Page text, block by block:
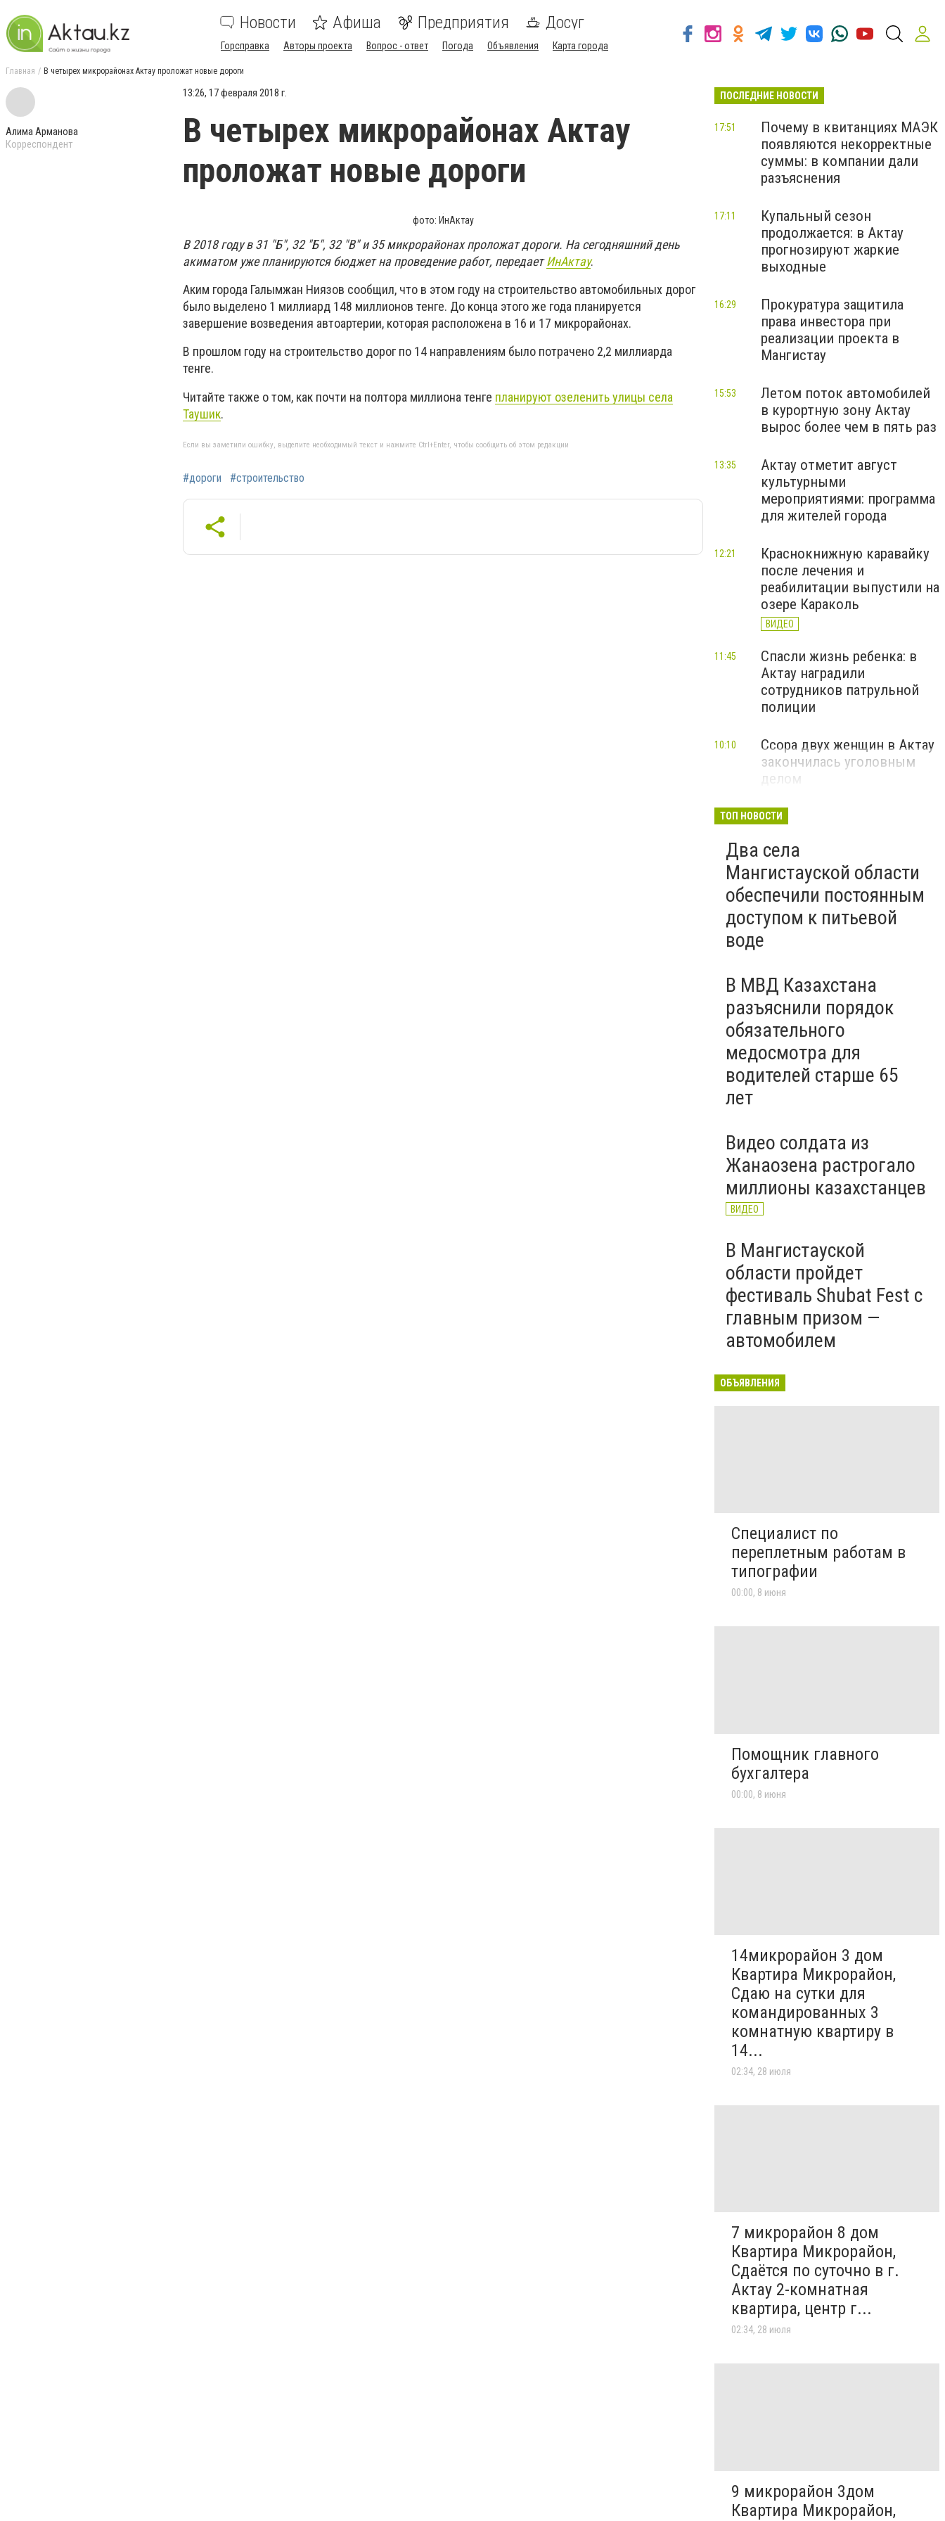
Новости Афиша Предприятия Досуг
Горсправка Авторы проекта Вопрос - ответ Погода Объявления Карта города
Главная В четырех микрорайонах Актау проложат новые дороги
Алима Арманова
Корреспондент
13:26, 17 февраля 2018 г.
В четырех микрорайонах Актау
проложат новые дороги
фото: ИнАктау
В 2018 году в 31 "Б", 32 "Б", 32 "В" и 35 микрорайонах проложат дороги. На сегодняшний день
акиматом уже планируются бюджет на проведение работ, передаетИнАктау.
Аким города Галымжан Ниязов сообщил, что в этом году на строительство автомобильных дорог
было выделено 1 миллиард 148 миллионов тенге. До конца этого же года планируется
завершение возведения автоартерии, которая расположена в 16 и 17 микрорайонах.
В прошлом году на строительство дорог по 14 направлениям было потрачено 2,2 миллиарда
тенге.
Читайте также о том, как почти на полтора миллиона тенге планируют озеленить улицы села
Таушик.
Если вы заметили ошибку, выделите необходимый текст и нажмите Ctrl+Enter, чтобы сообщить об этом редакции
#дороги #строительство
ПОСЛЕДНИЕ НОВОСТИ
Почему в квитанциях МАЭК
появляются некорректные
суммы: в компании дали
разъяснения
17:51
Купальный сезон
продолжается: в Актау
прогнозируют жаркие
выходные
17:11
Прокуратура защитила
права инвестора при
реализации проекта в
Мангистау
16:29
Летом поток автомобилей
в курортную зону Актау
вырос более чем в пять раз
15:53
Актау отметит август
культурными
мероприятиями: программа
для жителей города
13:35
Краснокнижную каравайку
после лечения и
реабилитации выпустили на
озере Караколь
ВИДЕО
12:21
Спасли жизнь ребенка: в
Актау наградили
сотрудников патрульной
полиции
11:45
Ссора двух женщин в Актау
закончилась уголовным
делом
10:10
ТОП НОВОСТИ
Два села
Мангистауской области
обеспечили постоянным
доступом к питьевой
воде
В МВД Казахстана
разъяснили порядок
обязательного
медосмотра для
водителей старше 65
лет
Видео солдата из
Жанаозена растрогало
миллионы казахстанцев
ВИДЕО
В Мангистауской
области пройдет
фестиваль Shubat Fest с
главным призом —
автомобилем
ОБЪЯВЛЕНИЯ
Специалист по
переплетным работам в
типографии
00:00, 8 июня
Помощник главного
бухгалтера
00:00, 8 июня
14микрорайон 3 дом
Квартира Микрорайон,
Сдаю на сутки для
командированных 3
комнатную квартиру в
14...
02:34, 28 июля
7 микрорайон 8 дом
Квартира Микрорайон,
Сдаётся по суточно в г.
Актау 2-комнатная
квартира, центр г...
02:34, 28 июля
9 микрорайон 3дом
Квартира Микрорайон,